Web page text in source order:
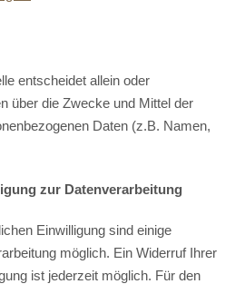
entscheidet allein oder
über die Zwecke und Mittel der
Daten (z.B. Namen,
zur Datenverarbeitung
Einwilligung sind einige
möglich. Ein Widerruf Ihrer
ist jederzeit möglich. Für den